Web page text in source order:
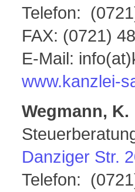
Telefon:
FAX: (0721)
E-Mail:
www.kanzlei-
Wegmann, K.
Danziger Str.
Telefon: